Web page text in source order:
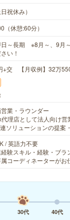
祝休み）
（休憩:60分）
日～長期 ※8月～、9月
い！
+交 【月収例】32万
業・ラウンダー
代理店として法人向け
ソリューションの提案
/ 英語力不要
経験スキル・経験・ブ
コーディネーターが
30代 40代